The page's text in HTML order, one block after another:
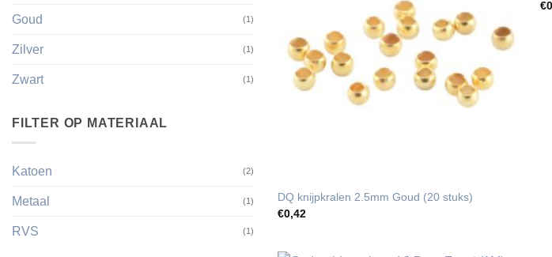
Goud (1)
Zilver (1)
Zwart (1)
FILTER OP MATERIAAL
Katoen (2)
Metaal (1)
RVS (1)
DQ knijpkralen 2.5mm Goud (20 stuks)
€0,42
€